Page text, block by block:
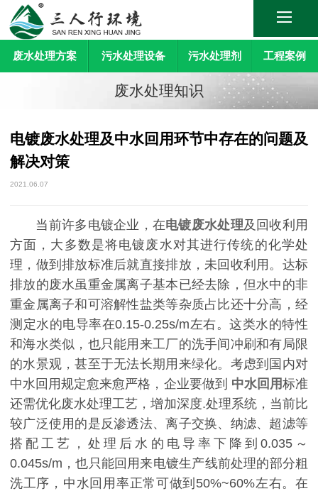
废水处理方案 污水处理设备 污水处理剂 工程案例
废水处理知识
电镀废水处理及中水回用环节中存在的问题及
解决对策
2021.06.07
当前许多电镀企业，在电镀废水处理及回收利用
方面，大多数是将电镀废水对其进行传统的化学处
理，做到排放标准后就直接排放，未回收利用。达标
排放的废水虽重金属离子基本已经去除，但水中的非
重金属离子和可溶解性盐类等杂质占比还十分高，经
测定水的电导率在0.15-0.25s/m左右。这类水的特性
和海水类似，也只能用来工厂的洗手间冲刷和有局限
的水景观，甚至于无法长期用来绿化。考虑到国内对
中水回用规定愈来愈严格，企业要做到 中水回用标准
还需优化废水处理工艺，增加深度.处理系统，当前比
较广泛使用的是反渗透法、离子交换、纳滤、超滤等
搭配工艺，处理后水的电导率下降到0.035～
0.045s/m，也只能回用来电镀生产线前处理的部分粗
洗工序，中水回用率正常可做到50%~60%左右。在